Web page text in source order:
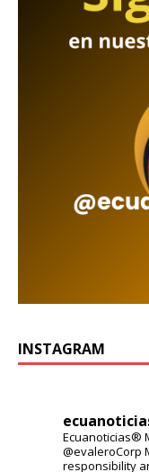
INSTAGRAM
Ecuanoticias®
@evaleroCorp
responsibility